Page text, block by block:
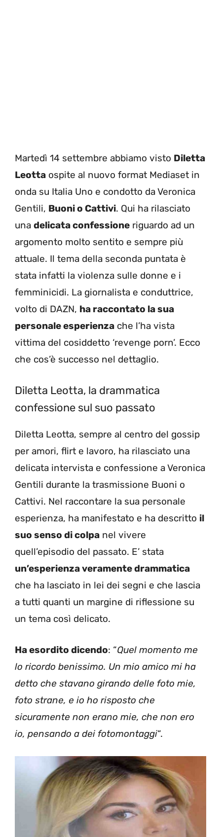
Martedì 14 settembre abbiamo visto Diletta
Leotta ospite al nuovo format Mediaset in
onda su Italia Uno e condotto da Veronica
Gentili, Buoni o Cattivi. Qui ha rilasciato
una delicata confessione riguardo ad un
argomento molto sentito e sempre più
attuale. Il tema della seconda puntata è
stata infatti la violenza sulle donne e i
femminicidi. La giornalista e conduttrice,
volto di DAZN, ha raccontato la sua
personale esperienza che l’ha vista
vittima del cosiddetto ‘revenge porn’. Ecco
che cos’è successo nel dettaglio.
Diletta Leotta, la drammatica
confessione sul suo passato
Diletta Leotta, sempre al centro del gossip
per amori, flirt e lavoro, ha rilasciato una
delicata intervista e confessione a Veronica
Gentili durante la trasmissione Buoni o
Cattivi. Nel raccontare la sua personale
esperienza, ha manifestato e ha descritto il
suo senso di colpa nel vivere
quell’episodio del passato. E’ stata
un’esperienza veramente drammatica
che ha lasciato in lei dei segni e che lascia
a tutti quanti un margine di riflessione su
un tema così delicato.
Ha esordito dicendo: “Quel momento me
lo ricordo benissimo. Un mio amico mi ha
detto che stavano girando delle foto mie,
foto strane, e io ho risposto che
sicuramente non erano mie, che non ero
io, pensando a dei fotomontaggi“.